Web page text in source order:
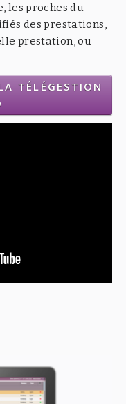
les proches du
des prestations,
prestation, ou
TÉLÉGESTION